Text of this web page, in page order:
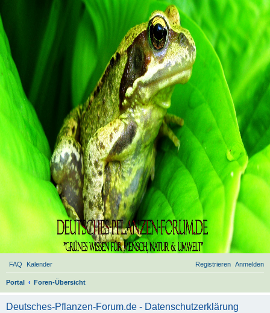
FAQ Kalender Anmelden
Registrieren
Portal Foren-Übersicht
Deutsches-Pflanzen-Forum.de - Datenschutzerklärung